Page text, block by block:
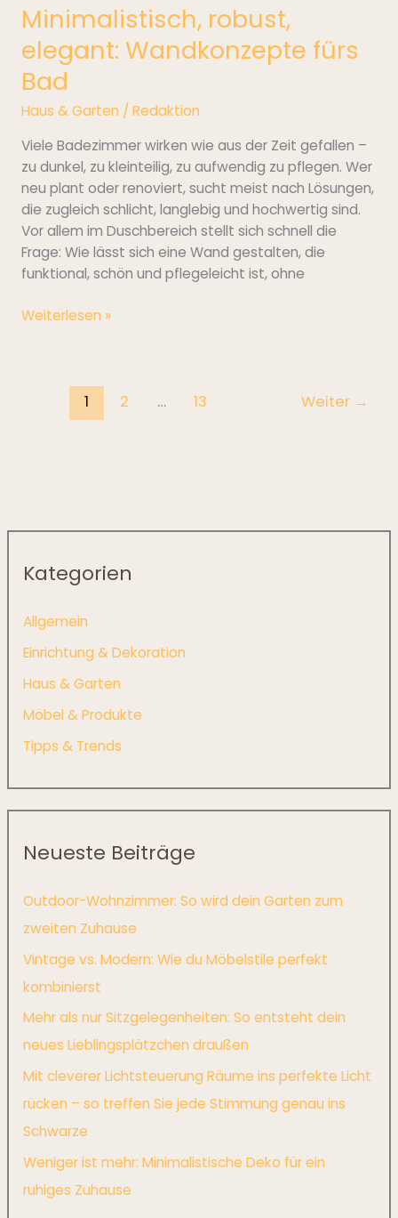
Minimalistisch, robust,
elegant: Wandkonzepte fürs
Bad
Haus & Garten / Redaktion
Viele Badezimmer wirken wie aus der Zeit gefallen –
zu dunkel, zu kleinteilig, zu aufwendig zu pflegen. Wer
neu plant oder renoviert, sucht meist nach Lösungen,
die zugleich schlicht, langlebig und hochwertig sind.
Vor allem im Duschbereich stellt sich schnell die
Frage: Wie lässt sich eine Wand gestalten, die
funktional, schön und pflegeleicht ist, ohne
Weiterlesen »
1 2 … 13 Weiter →
Kategorien
Allgemein
Einrichtung & Dekoration
Haus & Garten
Möbel & Produkte
Tipps & Trends
Neueste Beiträge
Outdoor-Wohnzimmer: So wird dein Garten zum
zweiten Zuhause
Vintage vs. Modern: Wie du Möbelstile perfekt
kombinierst
Mehr als nur Sitzgelegenheiten: So entsteht dein
neues Lieblingsplätzchen draußen
Mit cleverer Lichtsteuerung Räume ins perfekte Licht
rücken – so treffen Sie jede Stimmung genau ins
Schwarze
Weniger ist mehr: Minimalistische Deko für ein
ruhiges Zuhause